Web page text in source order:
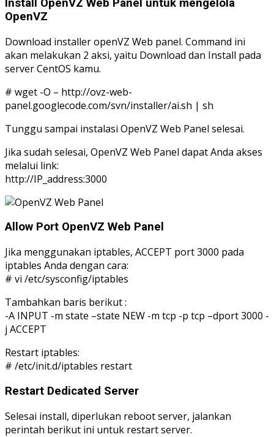
Install OpenVZ Web Panel untuk mengelola
OpenVZ
Download installer openVZ Web panel. Command ini
akan melakukan 2 aksi, yaitu Download dan Install pada
server CentOS kamu.
# wget -O – http://ovz-web-
panel.googlecode.com/svn/installer/ai.sh | sh
Tunggu sampai instalasi OpenVZ Web Panel selesai.
Jika sudah selesai, OpenVZ Web Panel dapat Anda akses
melalui link:
http://IP_address:3000
Allow Port OpenVZ Web Panel
Jika menggunakan iptables, ACCEPT port 3000 pada
iptables Anda dengan cara:
# vi /etc/sysconfig/iptables
Tambahkan baris berikut :
-A INPUT -m state –state NEW -m tcp -p tcp –dport 3000 -
j ACCEPT
Restart iptables:
# /etc/init.d/iptables restart
Restart Dedicated Server
Selesai install, diperlukan reboot server, jalankan
perintah berikut ini untuk restart server.